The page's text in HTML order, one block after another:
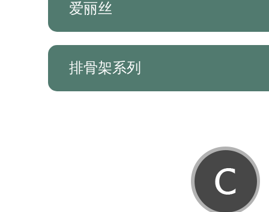
爱丽丝
排骨架系列